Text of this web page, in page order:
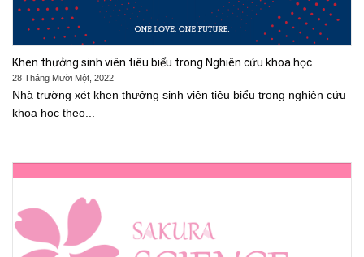
Khen thưởng sinh viên tiêu biểu trong Nghiên cứu khoa học
28 Tháng Mười Một, 2022
Nhà trường xét khen thưởng sinh viên tiêu biểu trong nghiên cứu
khoa học theo...